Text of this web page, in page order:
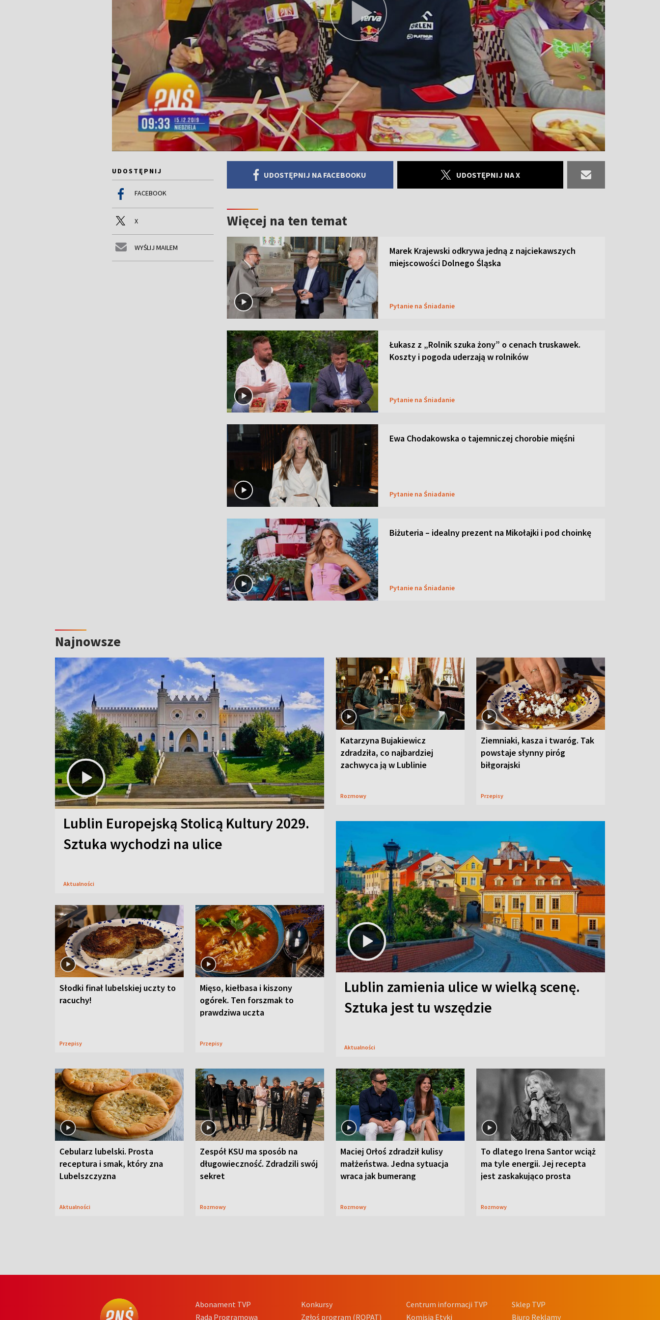
UDOSTĘPNIJ
FACEBOOK
X
WYŚLIJ MAILEM
UDOSTĘPNIJ NA FACEBOOKU UDOSTĘPNIJ NA X
Więcej na ten temat
Marek Krajewski odkrywa jedną z najciekawszych
miejscowości Dolnego Śląska
Pytanie na Śniadanie
Łukasz z „Rolnik szuka żony” o cenach truskawek.
Koszty i pogoda uderzają w rolników
Pytanie na Śniadanie
Ewa Chodakowska o tajemniczej chorobie mięśni
Pytanie na Śniadanie
Biżuteria – idealny prezent na Mikołajki i pod choinkę
Pytanie na Śniadanie
Najnowsze
Lublin Europejską Stolicą Kultury 2029.
Sztuka wychodzi na ulice
Aktualności
Katarzyna Bujakiewicz
zdradziła, co najbardziej
zachwyca ją w Lublinie
Rozmowy
Ziemniaki, kasza i twaróg. Tak
powstaje słynny piróg
biłgorajski
Przepisy
Słodki finał lubelskiej uczty to
racuchy!
Przepisy
Mięso, kiełbasa i kiszony
ogórek. Ten forszmak to
prawdziwa uczta
Przepisy
Lublin zamienia ulice w wielką scenę.
Sztuka jest tu wszędzie
Aktualności
Cebularz lubelski. Prosta
receptura i smak, który zna
Lubelszczyzna
Aktualności
Zespół KSU ma sposób na
długowieczność. Zdradzili swój
sekret
Rozmowy
Maciej Orłoś zdradził kulisy
małżeństwa. Jedna sytuacja
wraca jak bumerang
Rozmowy
To dlatego Irena Santor wciąż
ma tyle energii. Jej recepta
jest zaskakująco prosta
Rozmowy
Abonament TVP
Rada Programowa
Konkursy
Zgłoś program (ROPAT)
Centrum informacji TVP
Komisja Etyki
Sklep TVP
Biuro Reklamy